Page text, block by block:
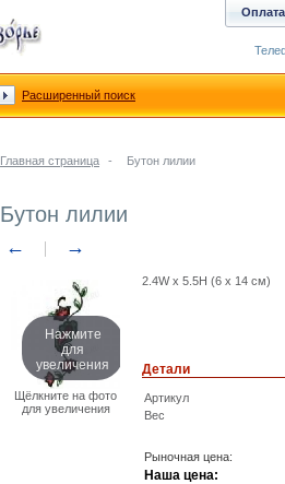
Главная страница - Бутон лилии
Бутон лилии
← →
Нажмите
для
увеличения
Щёлкните на фото
для увеличения
2.4W x 5.5H (6 х 14 см)
Детали
Артикул
Вес
Рыночная цена:
Наша цена:
Оплата
Расширенный поиск